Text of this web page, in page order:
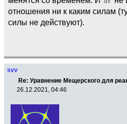
отношения ни к каким силам
силы не действуют).
svv
Re: Уравнение Мещерского для
26.12.2021, 04:46